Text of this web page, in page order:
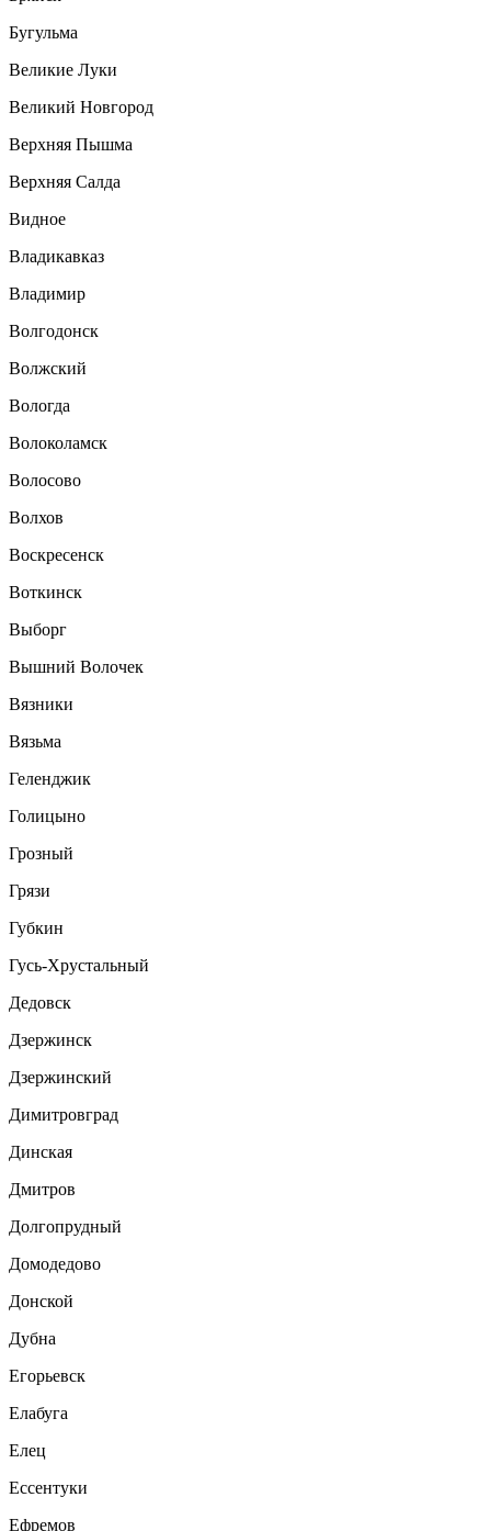
Бугульма
Великие Луки
Великий Новгород
Верхняя Пышма
Верхняя Салда
Видное
Владикавказ
Владимир
Волгодонск
Волжский
Вологда
Волоколамск
Волосово
Волхов
Воскресенск
Воткинск
Выборг
Вышний Волочек
Вязники
Вязьма
Геленджик
Голицыно
Грозный
Грязи
Губкин
Гусь-Хрустальный
Дедовск
Дзержинск
Дзержинский
Димитровград
Динская
Дмитров
Долгопрудный
Домодедово
Донской
Дубна
Егорьевск
Елабуга
Елец
Ессентуки
Ефремов